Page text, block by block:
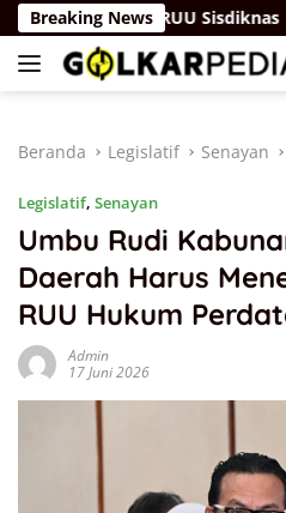
Langsung
ke
konten
Breaking News
di RUU Sisdiknas
Beranda Legislatif Senayan
Legislatif, Senayan
Umbu Rudi
Daerah Harus
RUU Hukum
Admin
17 Juni 2026